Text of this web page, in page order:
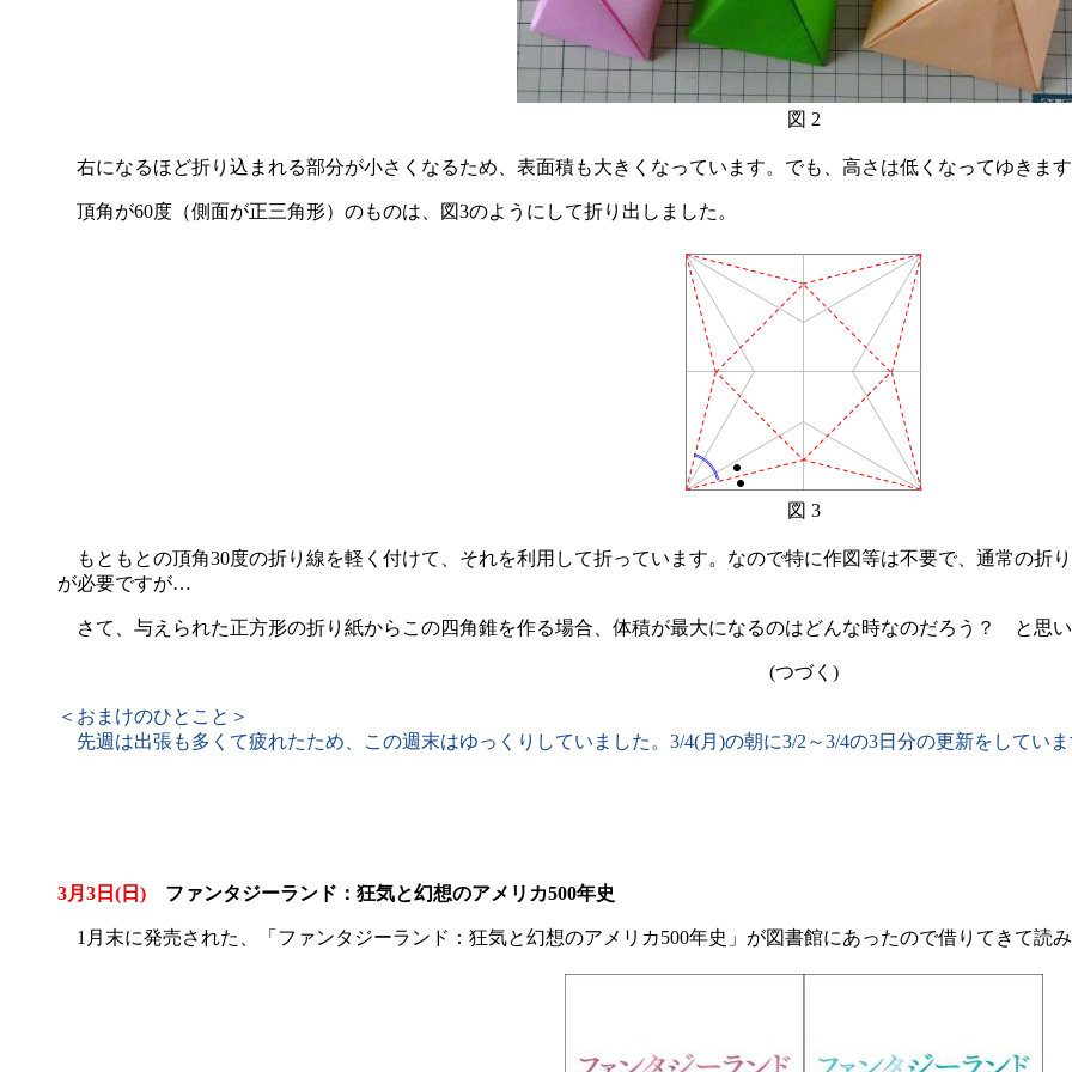
図 2
右になるほど折り込まれる部分が小さくなるため、表面積も大きくなっています。でも、高さは低くなってゆきま
頂角が60度（側面が正三角形）のものは、図3のようにして折り出しました。
図 3
もともとの頂角30度の折り線を軽く付けて、それを利用して折っています。なので特に作図等は不要で、通常の折
が必要ですが…
さて、与えられた正方形の折り紙からこの四角錐を作る場合、体積が最大になるのはどんな時なのだろう？ と思
(つづく)
＜おまけのひとこと＞
先週は出張も多くて疲れたため、この週末はゆっくりしていました。3/4(月)の朝に3/2～3/4の3日分の更新をしてい
3月3日(日) ファンタジーランド：狂気と幻想のアメリカ500年史
1月末に発売された、「ファンタジーランド：狂気と幻想のアメリカ500年史」が図書館にあったので借りてきて読